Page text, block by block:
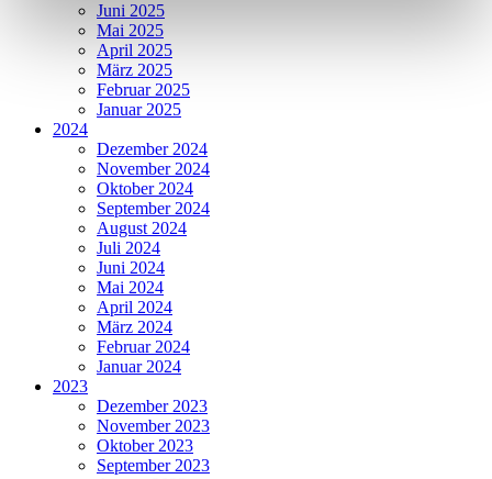
Juni 2025
Mai 2025
April 2025
März 2025
Februar 2025
Januar 2025
2024
Dezember 2024
November 2024
Oktober 2024
September 2024
August 2024
Juli 2024
Juni 2024
Mai 2024
April 2024
März 2024
Februar 2024
Januar 2024
2023
Dezember 2023
November 2023
Oktober 2023
September 2023